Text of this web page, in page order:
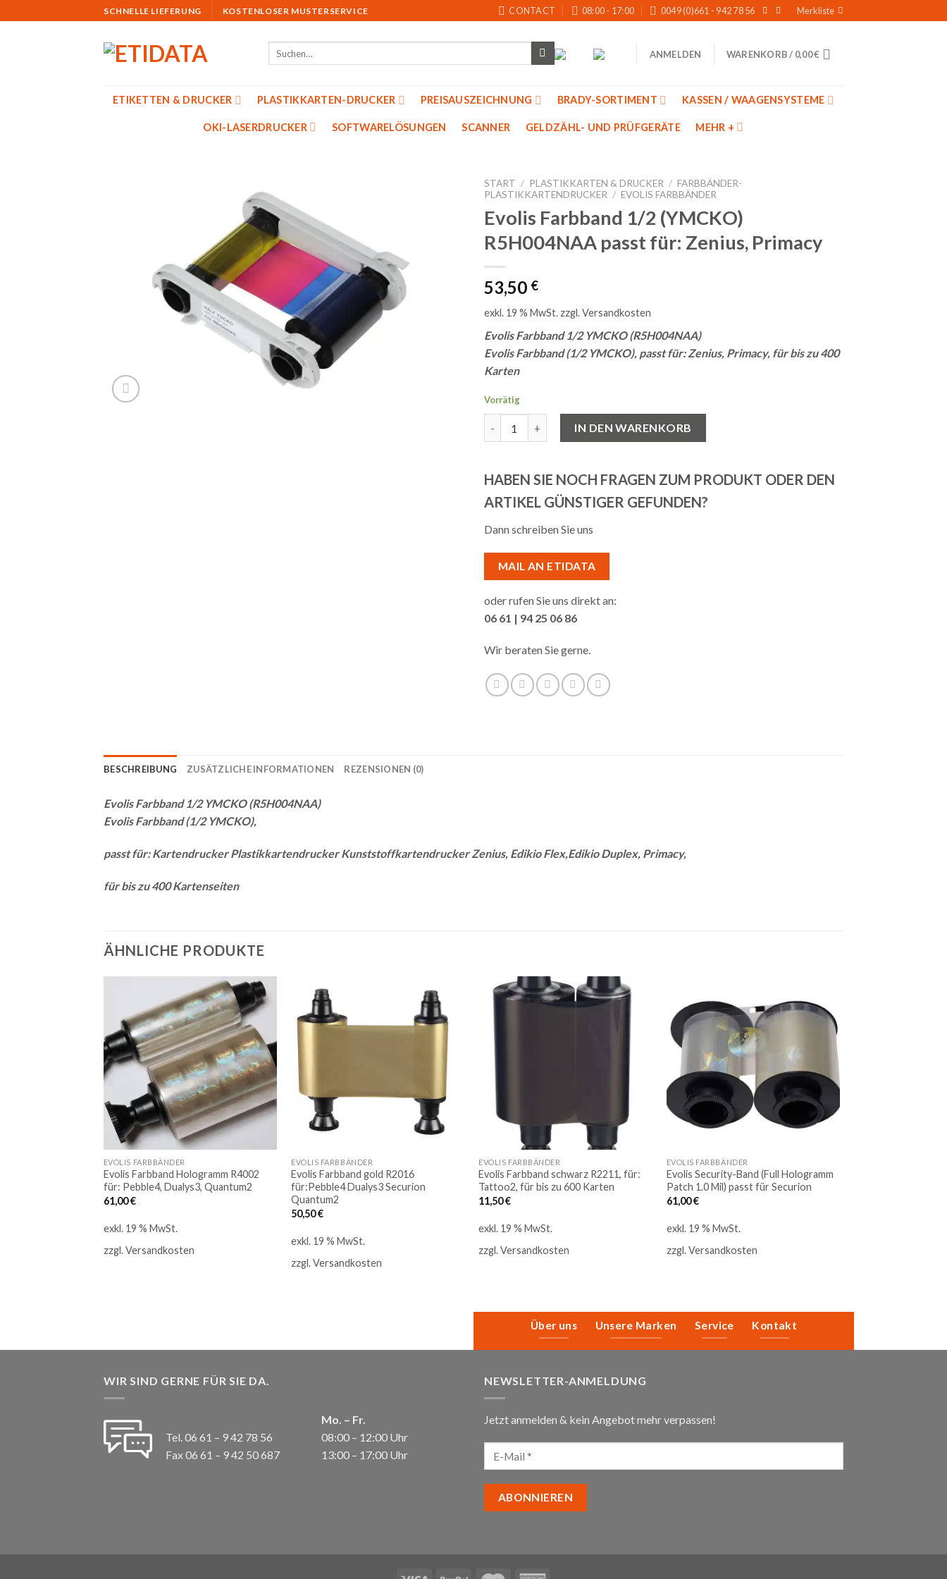
to
SCHNELLE LIEFERUNG KOSTENLOSER MUSTERSERVICE CONTACT 08:00 - 17:00 0049 (0)661 - 942 78 56 Merkliste
ANMELDEN WARENKORB / 0,00€
ETIKETTEN & DRUCKER PLASTIKKARTEN-DRUCKER PREISAUSZEICHNUNG BRADY-SORTIMENT KASSEN / WAAGENSYSTEME
OKI-LASERDRUCKER SOFTWARELÖSUNGEN SCANNER GELDZÄHL- UND PRÜFGERÄTE MEHR +
START / PLASTIKKARTEN & DRUCKER / FARBBÄNDER-
PLASTIKKARTENDRUCKER / EVOLIS FARBBÄNDER
Evolis Farbband 1/2 (YMCKO)
R5H004NAA passt für: Zenius, Primacy
53,50 €
exkl. 19 % MwSt. zzgl.Versandkosten
Evolis Farbband 1/2 YMCKO (R5H004NAA)
Evolis Farbband (1/2 YMCKO), passt für: Zenius, Primacy, für bis zu 400
Karten
Vorrätig
IN DEN WARENKORB
HABEN SIE NOCH FRAGEN ZUM PRODUKT ODER DEN
ARTIKEL GÜNSTIGER GEFUNDEN?
Dann schreiben Sie uns
MAIL AN ETIDATA
oder rufen Sie uns direkt an:
06 61 | 94 25 06 86
Wir beraten Sie gerne.
BESCHREIBUNG ZUSÄTZLICHE INFORMATIONEN REZENSIONEN (0)
Evolis Farbband 1/2 YMCKO (R5H004NAA)
Evolis Farbband (1/2 YMCKO),
passt für: Kartendrucker Plastikkartendrucker Kunststoffkartendrucker Zenius, Edikio Flex,Edikio Duplex, Primacy,
für bis zu 400 Kartenseiten
ÄHNLICHE PRODUKTE
Auf
die
Merkliste
EVOLIS FARBBÄNDER
Evolis Farbband Hologramm R4002
für: Pebble4, Dualys3, Quantum2
61,00€
exkl. 19 % MwSt.
zzgl.Versandkosten
EVOLIS FARBBÄNDER
Evolis Farbband gold R2016
für:Pebble4 Dualys3 Securion
Quantum2
50,50€
exkl. 19 % MwSt.
zzgl.Versandkosten
EVOLIS FARBBÄNDER
Evolis Farbband schwarz R2211, für:
Tattoo2, für bis zu 600 Karten
11,50€
exkl. 19 % MwSt.
zzgl.Versandkosten
EVOLIS FARBBÄNDER
Evolis Security-Band (Full Hologramm
Patch 1.0 Mil) passt für Securion
61,00€
exkl. 19 % MwSt.
zzgl.Versandkosten
Über uns Unsere Marken Service Kontakt
WIR SIND GERNE FÜR SIE DA.
Tel. 06 61 – 9 42 78 56
Fax 06 61 – 9 42 50 687
Mo. – Fr.
08:00 – 12:00 Uhr
13:00 – 17:00 Uhr
NEWSLETTER-ANMELDUNG
Jetzt anmelden & kein Angebot mehr verpassen!